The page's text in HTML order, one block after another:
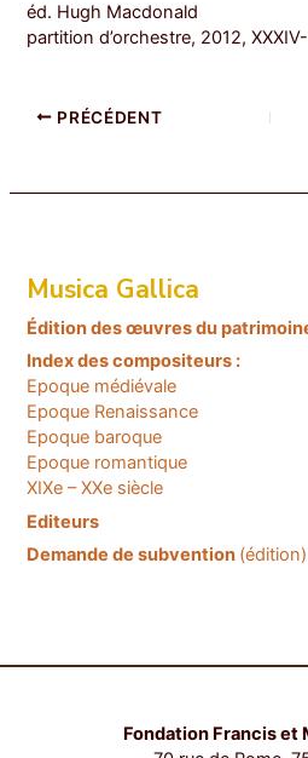
éd. Hugh Macdonald
partition d’orchestre, 2012,
NavigationPRÉCÉDENT
Musica Gallica
Édition des œuvres du
Index des compositeurs :
Epoque médiévale
Epoque Renaissance
Epoque baroque
Epoque romantique
XIXe – XXe siècle
Editeurs
Demande de subvention (édition)
Fondation Francis et